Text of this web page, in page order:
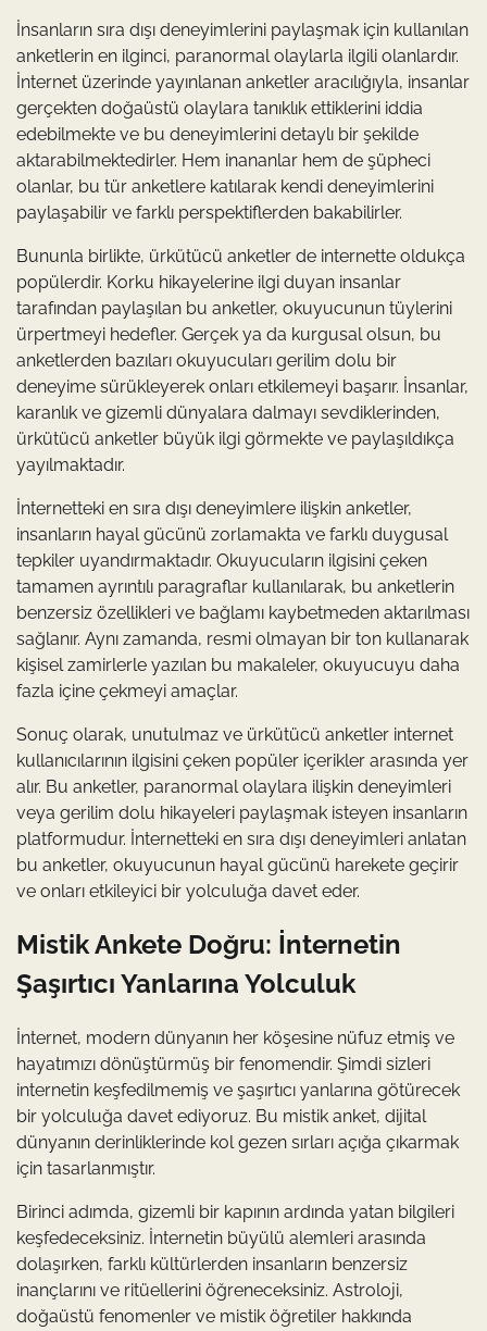
İnsanların sıra dışı deneyimlerini paylaşmak için kullanılan
anketlerin en ilginci, paranormal olaylarla ilgili olanlardır.
İnternet üzerinde yayınlanan anketler aracılığıyla, insanlar
gerçekten doğaüstü olaylara tanıklık ettiklerini iddia
edebilmekte ve bu deneyimlerini detaylı bir şekilde
aktarabilmektedirler. Hem inananlar hem de şüpheci
olanlar, bu tür anketlere katılarak kendi deneyimlerini
paylaşabilir ve farklı perspektiflerden bakabilirler.
Bununla birlikte, ürkütücü anketler de internette oldukça
popülerdir. Korku hikayelerine ilgi duyan insanlar
tarafından paylaşılan bu anketler, okuyucunun tüylerini
ürpertmeyi hedefler. Gerçek ya da kurgusal olsun, bu
anketlerden bazıları okuyucuları gerilim dolu bir
deneyime sürükleyerek onları etkilemeyi başarır. İnsanlar,
karanlık ve gizemli dünyalara dalmayı sevdiklerinden,
ürkütücü anketler büyük ilgi görmekte ve paylaşıldıkça
yayılmaktadır.
İnternetteki en sıra dışı deneyimlere ilişkin anketler,
insanların hayal gücünü zorlamakta ve farklı duygusal
tepkiler uyandırmaktadır. Okuyucuların ilgisini çeken
tamamen ayrıntılı paragraflar kullanılarak, bu anketlerin
benzersiz özellikleri ve bağlamı kaybetmeden aktarılması
sağlanır. Aynı zamanda, resmi olmayan bir ton kullanarak
kişisel zamirlerle yazılan bu makaleler, okuyucuyu daha
fazla içine çekmeyi amaçlar.
Sonuç olarak, unutulmaz ve ürkütücü anketler internet
kullanıcılarının ilgisini çeken popüler içerikler arasında yer
alır. Bu anketler, paranormal olaylara ilişkin deneyimleri
veya gerilim dolu hikayeleri paylaşmak isteyen insanların
platformudur. İnternetteki en sıra dışı deneyimleri anlatan
bu anketler, okuyucunun hayal gücünü harekete geçirir
ve onları etkileyici bir yolculuğa davet eder.
Mistik Ankete Doğru: İnternetin
Şaşırtıcı Yanlarına Yolculuk
İnternet, modern dünyanın her köşesine nüfuz etmiş ve
hayatımızı dönüştürmüş bir fenomendir. Şimdi sizleri
internetin keşfedilmemiş ve şaşırtıcı yanlarına götürecek
bir yolculuğa davet ediyoruz. Bu mistik anket, dijital
dünyanın derinliklerinde kol gezen sırları açığa çıkarmak
için tasarlanmıştır.
Birinci adımda, gizemli bir kapının ardında yatan bilgileri
keşfedeceksiniz. İnternetin büyülü alemleri arasında
dolaşırken, farklı kültürlerden insanların benzersiz
inançlarını ve ritüellerini öğreneceksiniz. Astroloji,
doğaüstü fenomenler ve mistik öğretiler hakkında